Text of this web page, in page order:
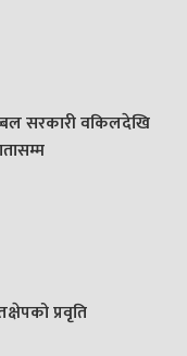
सरकारी वकिलदेखि
प्रवृति